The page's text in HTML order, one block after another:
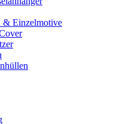
& Einzelmotive